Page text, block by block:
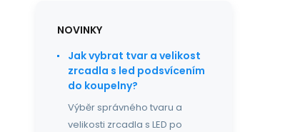
NOVINKY
Jak vybrat tvar a velikost
zrcadla s led podsvícením
do koupelny?
Výběr správného tvaru a
velikosti zrcadla s LED po